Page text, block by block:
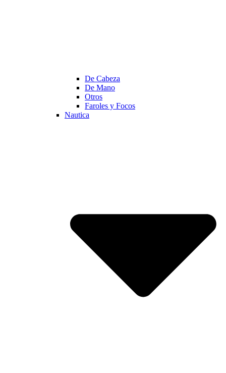
De Cabeza
De Mano
Otros
Faroles y Focos
Nautica